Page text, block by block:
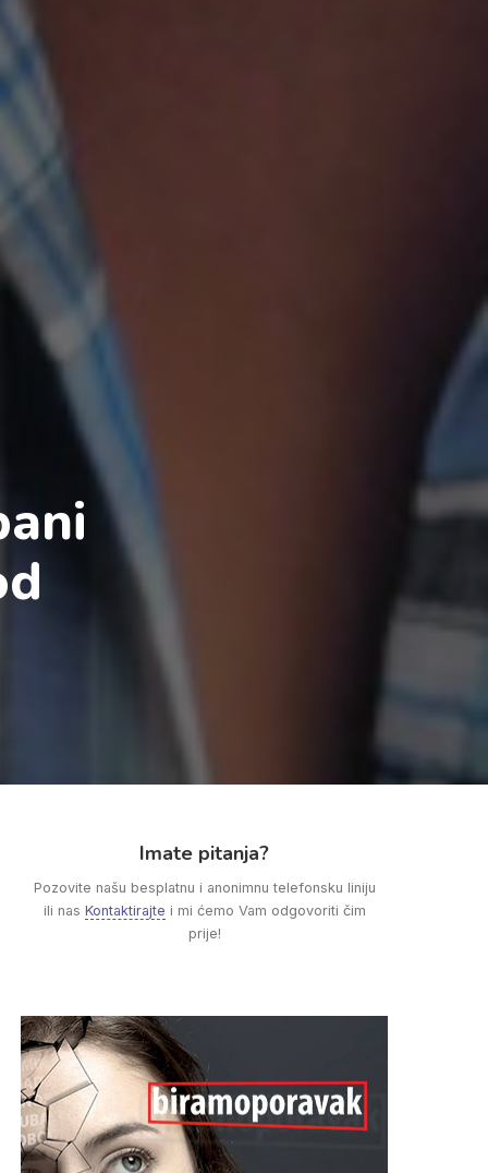
Imate pitanja?
Pozovite našu besplatnu i anonimnu telefonsku liniju
ili nas Kontaktirajte i mi ćemo Vam odgovoriti čim
prije!